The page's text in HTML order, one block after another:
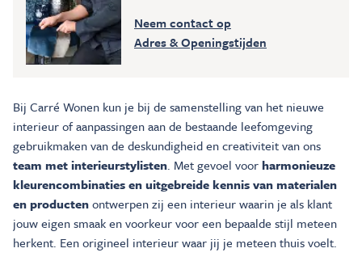
Neem contact op
Adres & Openingstijden
Bij Carré Wonen kun je bij de samenstelling van het nieuwe
interieur of aanpassingen aan de bestaande leefomgeving
gebruikmaken van de deskundigheid en creativiteit van ons
team met interieurstylisten. Met gevoel voorharmonieuze
kleurencombinaties en uitgebreide kennis van materialen
en productenontwerpen zij een interieur waarin je als klant
jouw eigen smaak en voorkeur voor een bepaalde stijl meteen
herkent. Een origineel interieur waar jij je meteen thuis voelt.